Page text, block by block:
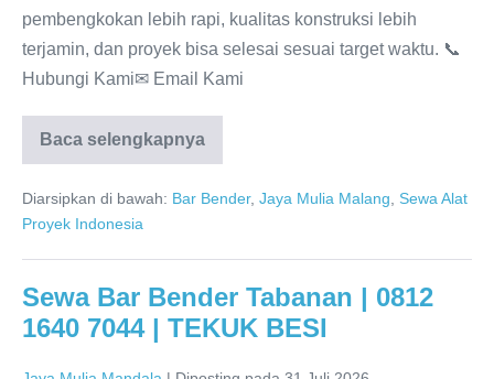
pembengkokan lebih rapi, kualitas konstruksi lebih
terjamin, dan proyek bisa selesai sesuai target waktu. 📞
Hubungi Kami✉ Email Kami
Baca selengkapnya
Diarsipkan di bawah: Bar Bender, Jaya Mulia Malang
Sewa Alat
Proyek Indonesia
Sewa Bar Bender Tabanan | 0812
1640 7044 | TEKUK BESI